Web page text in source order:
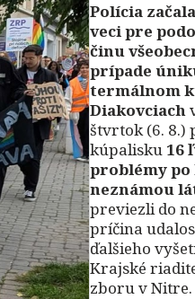
Polícia
veci pre
činu
prípade
termálnom
Diakovciach
štvrtok (6. 8.)
kúpalisku 16
problémy
neznámou
previezli do
príčina
ďalšieho
Krajské
zboru v Nitre.